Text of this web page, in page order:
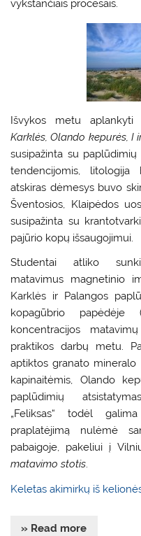
vykstančiais procesais.
Išvykos metu
Karklės, Olando kepurės, I
susipažinta su
tendencijomis,
atskiras dėmesys buvo
Šventosios, Klaipėdos
susipažinta su
pajūrio kopų išsaugojimui.
Studentai atliko
matavimus magnetinio
Karklės ir Palangos
kopagūbrio papėdėje
koncentracijos
praktikos darbų metu.
aptiktos granato mineralo
kapinaitėmis, Olando
paplūdimių
„Feliksas“ todėl
praplatėjimą nulėmė
pabaigoje, pakeliui į
matavimo stotis.
Keletas akimirkų iš
» Read more